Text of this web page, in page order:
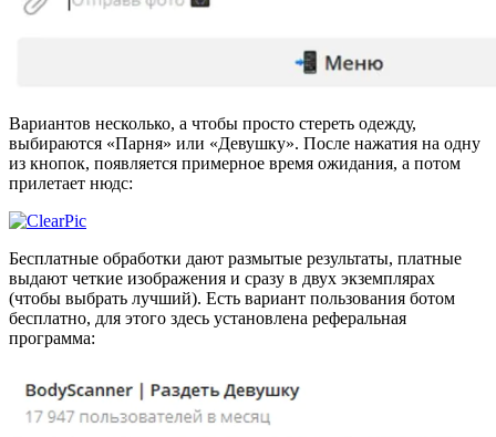
Вариантов несколько, а чтобы просто стереть одежду,
выбираются «Парня» или «Девушку». После нажатия на одну
из кнопок, появляется примерное время ожидания, а потом
прилетает нюдс:
Бесплатные обработки дают размытые результаты, платные
выдают четкие изображения и сразу в двух экземплярах
(чтобы выбрать лучший). Есть вариант пользования ботом
бесплатно, для этого здесь установлена реферальная
программа: